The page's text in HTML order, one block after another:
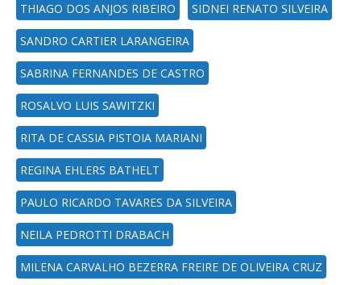
THIAGO DOS ANJOS RIBEIRO SIDNEI RENATO SILVEIRA
SANDRO CARTIER LARANGEIRA
SABRINA FERNANDES DE CASTRO
ROSALVO LUIS SAWITZKI
RITA DE CASSIA PISTOIA MARIANI
REGINA EHLERS BATHELT
PAULO RICARDO TAVARES DA SILVEIRA
NEILA PEDROTTI DRABACH
MILENA CARVALHO BEZERRA FREIRE DE OLIVEIRA CRUZ